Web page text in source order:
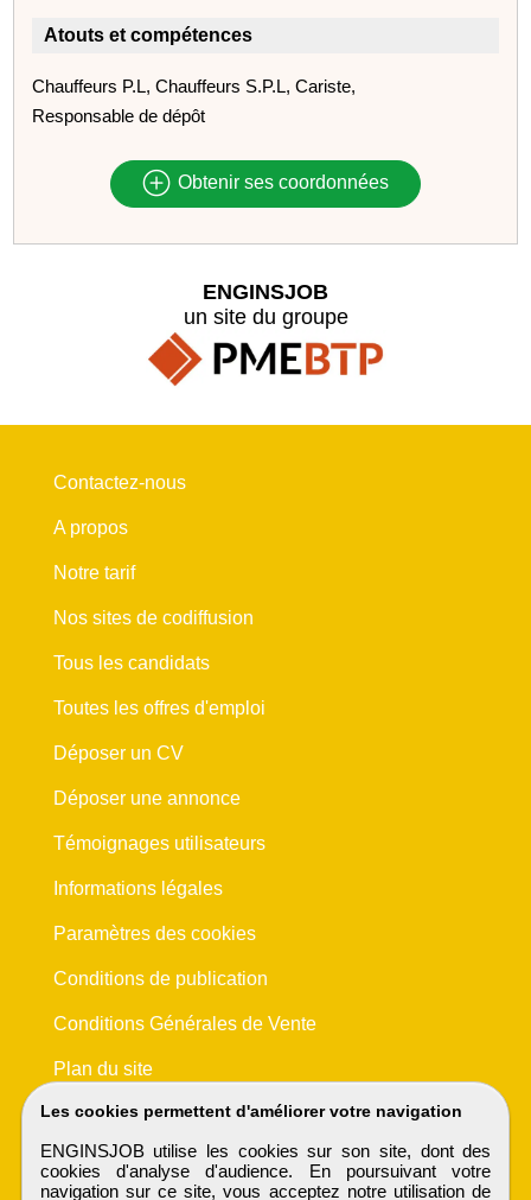
Atouts et compétences
Chauffeurs P.L, Chauffeurs S.P.L, Cariste,
Responsable de dépôt
Obtenir ses coordonnées
Les cookies permettent d'améliorer votre navigation
ENGINSJOB utilise les cookies sur son site, dont des
cookies d'analyse d'audience. En poursuivant votre
navigation sur ce site, vous acceptez notre utilisation de
ENGINSJOB
un site du groupe
Contactez-nous
A propos
Notre tarif
Nos sites de codiffusion
Tous les candidats
Toutes les offres d'emploi
Déposer un CV
Déposer une annonce
Témoignages utilisateurs
Informations légales
Paramètres des cookies
Conditions de publication
Conditions Générales de Vente
Plan du site